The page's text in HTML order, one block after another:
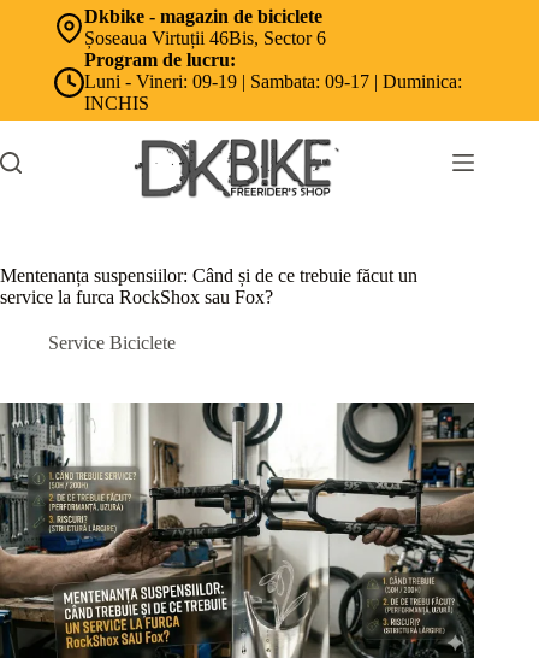
Dkbike - magazin de biciclete
Șoseaua Virtuții 46Bis, Sector 6
Program de lucru:
Luni - Vineri: 09-19 | Sambata: 09-17 | Duminica:
INCHIS
Mentenanța suspensiilor: Când și de ce trebuie făcut un
service la furca RockShox sau Fox?
Service Biciclete